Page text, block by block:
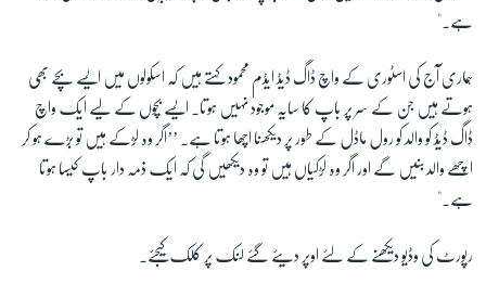
ہے۔"
ہماری آج کی اسٹوری کے واچ ڈاگ ڈیڈ ایڈم محمود کہتے ہیں کہ اسکولوں میں ایسے بچے بھی
ہوتے ہیں جن کے سر پر باپ کا سایہ موجود نہیں ہوتا۔ ایسے بچوں کے لیے ایک واچ
ڈاگ ڈیڈ کو والد کو رول ماڈل کے طور پر دیکھنا اچھا ہوتا ہے۔ ’’اگر وہ لڑکے ہیں تو بڑے ہو کر
اچھے والد بنیں گے اور اگر وہ لڑکیاں ہیں تو وہ دیکھیں گی کہ ایک ذمہ دار باپ کیسا ہوتا
ہے۔"
رپورٹ کی وڈیو دیکھنے کے لئے اوپر دیئے گئے لنک پر کلک کیجئے۔